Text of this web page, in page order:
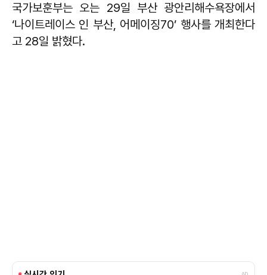
국가보훈부는 오는 29일 부산 광안리해수욕장에서
‘나이트레이스 인 부산, 어메이징70’ 행사를 개최한다
고 28일 밝혔다.